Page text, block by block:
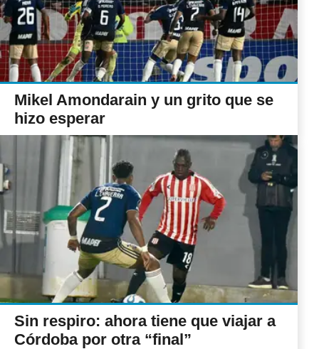
Mikel Amondarain y un grito que se
hizo esperar
Sin respiro: ahora tiene que viajar a
Córdoba por otra “final”